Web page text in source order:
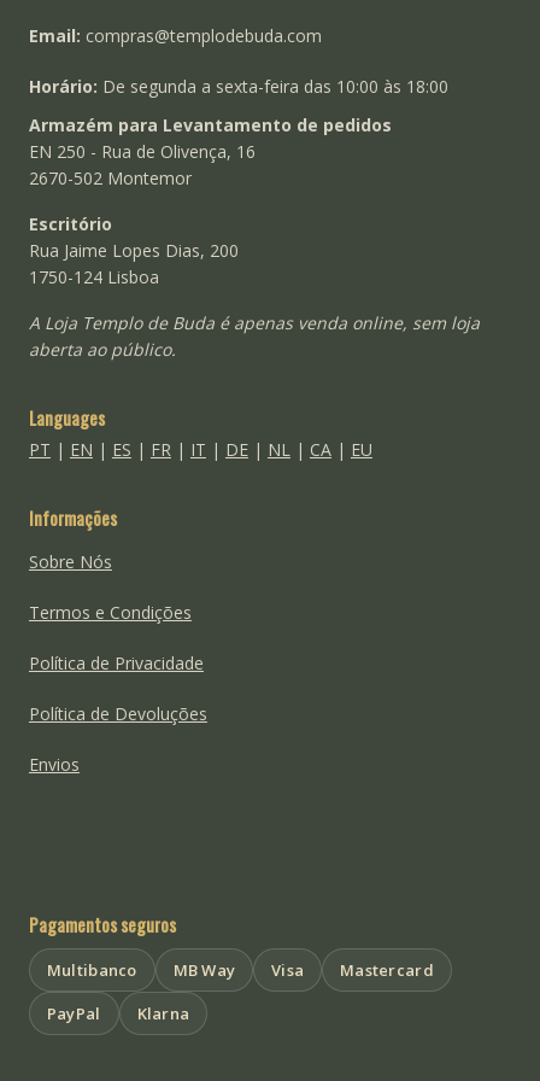
Email: compras@templodebuda.com
Horário: De segunda a sexta-feira das 10:00 às 18:00
Armazém para Levantamento de pedidos
EN 250 - Rua de Olivença, 16
2670-502 Montemor
Escritório
Rua Jaime Lopes Dias, 200
1750-124 Lisboa
A Loja Templo de Buda é apenas venda online, sem loja
aberta ao público.
Languages
PT | EN | ES | FR| IT | DE| NL| CA| EU
Informações
Sobre Nós
Termos e Condições
Política de Privacidade
Política de Devoluções
Envios
Pagamentos seguros
Multibanco MB Way Visa
Mastercard
PayPal
Klarna